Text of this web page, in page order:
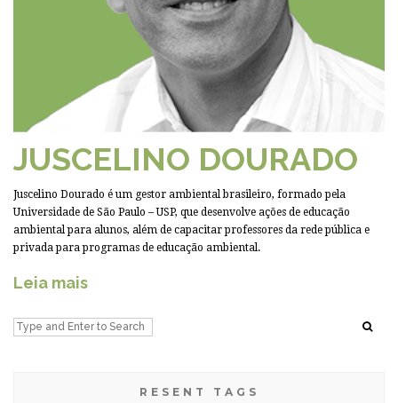
JUSCELINO DOURADO
Juscelino Dourado é um gestor ambiental brasileiro, formado pela
Universidade de São Paulo – USP, que desenvolve ações de educação
ambiental para alunos, além de capacitar professores da rede pública e
privada para programas de educação ambiental.
Leia mais
RESENT TAGS